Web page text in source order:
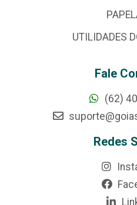
UTILIDADES
Fale
(62)
Redes